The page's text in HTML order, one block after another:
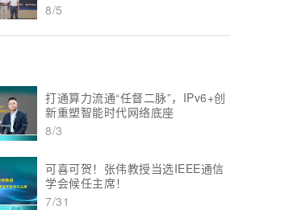
8/5
打通算力流通“任督二脉”，IPv6+创
新重塑智能时代网络底座
8/3
可喜可贺！张伟教授当选IEEE通信
学会候任主席！
7/31